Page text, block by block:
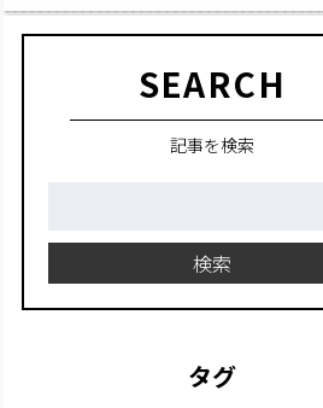
SEARCH
記事を検索
検索
タグ